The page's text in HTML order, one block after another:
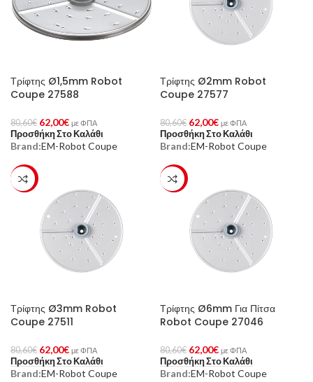
Τρίφτης Ø1,5mm Robot
Coupe 27588
80,60€ 62,00€ με ΦΠΑ
Προσθήκη Στο Καλάθι
Brand:EM-Robot Coupe
Τρίφτης Ø2mm Robot
Coupe 27577
80,60€ 62,00€ με ΦΠΑ
Προσθήκη Στο Καλάθι
Brand:EM-Robot Coupe
-23%
Τρίφτης Ø3mm Robot
Coupe 27511
80,60€ 62,00€ με ΦΠΑ
Προσθήκη Στο Καλάθι
Brand:EM-Robot Coupe
-23%
Τρίφτης Ø6mm Για Πίτσα
Robot Coupe 27046
80,60€ 62,00€ με ΦΠΑ
Προσθήκη Στο Καλάθι
Brand:EM-Robot Coupe